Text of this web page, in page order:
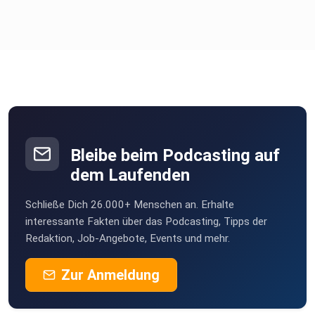
Unter
https://katiatrost.de/extra-folge-katias-neues-buch-
nebennierenschwaeche-stufen-der-
findet ihr alle Infos zur aktuellen Folge.
Hört ihr die Folge 14 Tage nach Veröffentlichung, findet ihr
Infos in unserem Archiv.
Bleibe beim Podcasting auf
dem Laufenden
Schließe Dich 26.000+ Menschen an. Erhalte
interessante Fakten über das Podcasting, Tipps der
Redaktion, Job-Angebote, Events und mehr.
Zur Anmeldung